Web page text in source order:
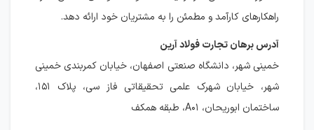
راهکارهای کارآمد و مطمئن را به مشتریان خود ارائه دهد.
آدرس برهان تجارت فولاد آرین
خمینی شهر، دانشگاه صنعتی اصفهان، خیابان کمربندی خمینی
شهر، خیابان شهرک علمی تحقیقاتی فاز سی، پلاک ۱۵۱،
ساختمان ابوریحان، A۰۱، طبقه همکف